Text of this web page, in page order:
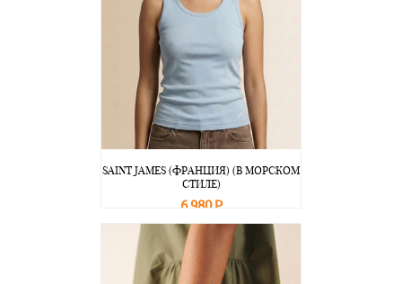
SAINT JAMES (ФРАНЦИЯ) (В МОРСКОМ
СТИЛЕ)
6 980 Р
В корзину Подробнее